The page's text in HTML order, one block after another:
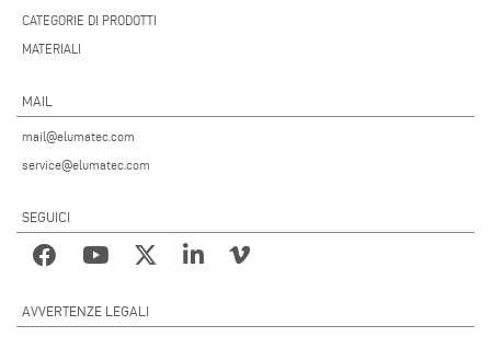
CATEGORIE DI PRODOTTI
MATERIALI
MAIL
mail@elumatec.com
service@elumatec.com
SEGUICI
AVVERTENZE LEGALI